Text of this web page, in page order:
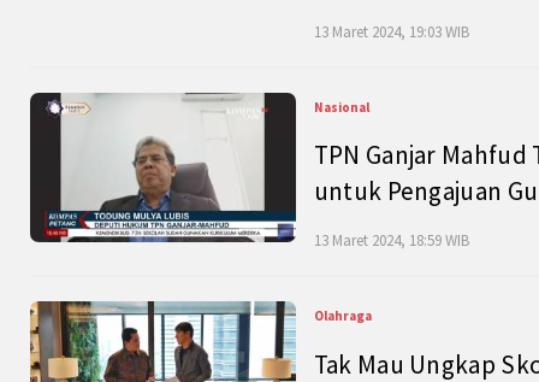
13 Maret 2024, 19:03 WIB
Nasional
TPN Ganjar
untuk Pengajuan
13 Maret 2024, 18:59 WIB
Olahraga
Tak Mau Ungkap